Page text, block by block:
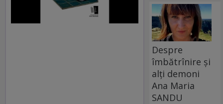
Despre
îmbătrînire și
alți demoni
Ana Maria
SANDU